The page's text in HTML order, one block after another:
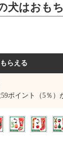
犬はおも
らえる
59ポイント（5％）